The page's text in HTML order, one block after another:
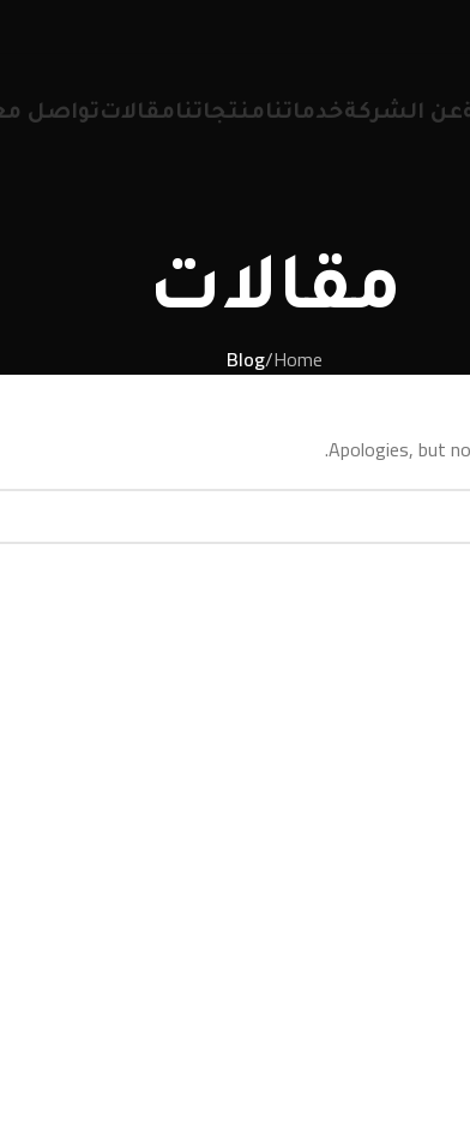
عن الشركةخدماتنا منتجاتنا مقالاتتواصل
مقالات
Home
/
Blog
Apologies, but